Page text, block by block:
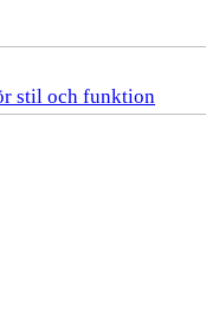
stil och funktion